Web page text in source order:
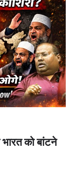
को बांटने